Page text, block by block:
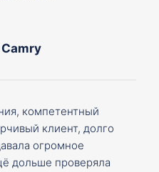
компетентный
клиент, долго
огромное
дольше проверяла